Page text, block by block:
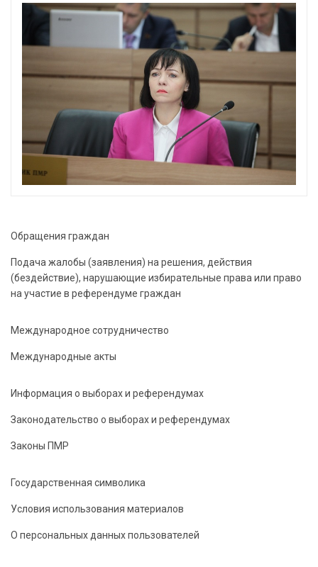
Обращения граждан
Подача жалобы (заявления) на решения, действия
(бездействие), нарушающие избирательные права или право
на участие в референдуме граждан
Международное сотрудничество
Международные акты
Информация о выборах и референдумах
Законодательство о выборах и референдумах
Законы ПМР
Государственная символика
Условия использования материалов
О персональных данных пользователей